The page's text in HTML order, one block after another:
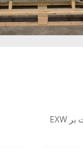
EXW قیمت ثابت به اضافه مالیات بر